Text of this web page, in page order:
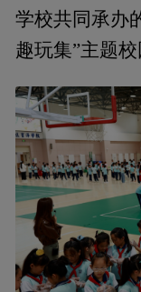
学校共同承办
趣玩集”主题